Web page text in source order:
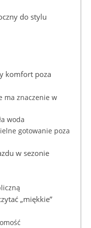
do stylu
komfort poza
ma znaczenie w
woda
gotowanie poza
w sezonie
„miękkie”